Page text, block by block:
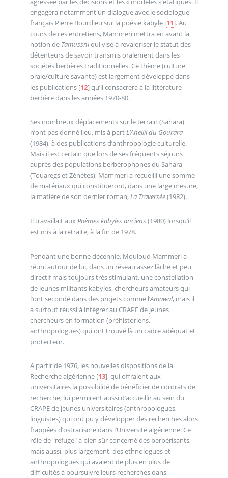
engagera notamment un dialogue avec le sociologue
français Pierre Bourdieu sur la poésie kabyle[11]. Au
cours de ces entretiens, Mammeri mettra en avant la
notion de Tamussniqui vise à revaloriser le statut des
détenteurs de savoir transmis oralement dans les
sociétés berbères traditionnelles. Ce thème (culture
orale/culture savante) est largement développé dans
les publications[12]qu’il consacrera à la littérature
berbère dans les années 1970-80.
Ses nombreux déplacements sur le terrain (Sahara)
n’ont pas donné lieu, mis à partL’Ahellil du Gourara
(1984), à des publications d’anthropologie culturelle.
Mais il est certain que lors de ses fréquents séjours
auprès des populations berbérophones du Sahara
(Touaregs et Zénètes), Mammeri a recueilli une somme
de matériaux qui constitueront, dans une large mesure,
la matière de son dernier roman, La Traversée(1982).
Il travaillait auxPoèmes kabyles anciens (1980) lorsqu’il
est mis à la retraite, à la fin de 1978.
Pendant une bonne décennie, Mouloud Mammeri a
réuni autour de lui, dans un réseau assez lâche et peu
directif mais toujours très stimulant, une constellation
de jeunes militants kabyles, chercheurs amateurs qui
l’ont secondé dans des projets comme l’Amawal, mais il
a surtout réussi à intégrer au CRAPE de jeunes
chercheurs en formation (préhistoriens,
anthropologues) qui ont trouvé là un cadre adéquat et
protecteur.
A partir de 1976, les nouvelles dispositions de la
Recherche algérienne[13], qui offraient aux
universitaires la possibilité de bénéficier de contrats de
recherche, lui permirent aussi d’accueillir au sein du
CRAPE de jeunes universitaires (anthropologues,
linguistes) qui ont pu y développer des recherches alors
frappées d’ostracisme dans l’Université algérienne. Ce
rôle de "refuge" a bien sûr concerné des berbérisants,
mais aussi, plus largement, des ethnologues et
anthropologues qui avaient de plus en plus de
difficultés à poursuivre leurs recherches dans